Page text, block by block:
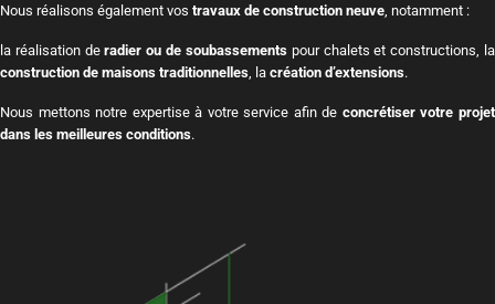
Nous réalisons également vos travaux de construction neuve, notamment :
la réalisation deradier ou de soubassementspour chalets et constructions, la
construction de maisons traditionnelles, la création d’extensions.
Nous mettons notre expertise à votre service afin de concrétiser votre projet
dans les meilleures conditions.